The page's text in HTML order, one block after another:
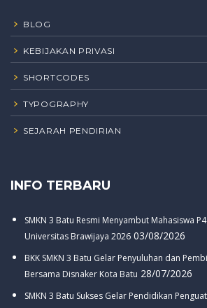
BLOG
KEBIJAKAN PRIVASI
SHORTCODES
TYPOGRAPHY
SEJARAH PENDIRIAN
INFO TERBARU
SMKN 3 Batu Resmi Menyambut Mahasiswa
Universitas Brawijaya 2026 03/08/2026
BKK SMKN 3 Batu Gelar Penyuluhan dan
Bersama Disnaker Kota Batu 28/07/2026
SMKN 3 Batu Sukses Gelar Pendidikan